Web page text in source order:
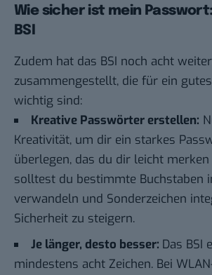
Wie sicher ist mein
BSI
Zudem hat das BSI noch acht
zusammengestellt, die für ein
wichtig sind:
Kreative Passwörter erstellen:
Kreativität, um dir ein starkes
überlegen, das du dir leicht
solltest du bestimmte Buchstaben
verwandeln und Sonderzeichen
Sicherheit zu steigern.
Je länger, desto besser: Das BSI
mindestens acht Zeichen. Bei